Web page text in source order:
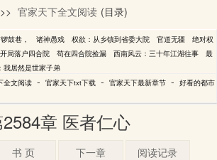
>> 官家天下全文阅读 (目录)
鼓巷， 诸神愚戏 权欲：从乡镇到省委大院 官道无疆
绝对权
局落户四合院 苟在四合院捡漏 西南风云：三十年江湖往事
最
我居然是世家子弟
全文阅读 - 官家天下txt下载 - 官家天下最新章节 - 好看的都市
章 医者仁心
书 页 下一章 阅读记录